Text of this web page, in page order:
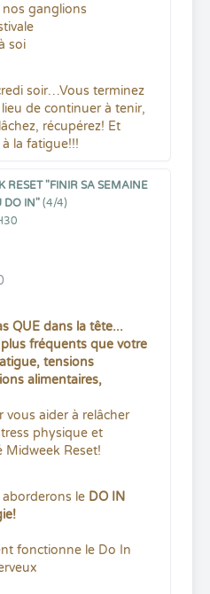
ganglions
soi
soir…Vous terminez
de continuer à tenir,
récupérez! Et
la fatigue!!!
RESET "FINIR SA SEMAINE
DO IN" (4/4)
QUE dans la tête...
fréquents que votre
tensions
alimentaires,
vous aider à relâcher
physique et
Midweek Reset!
le DO IN
fonctionne le Do In